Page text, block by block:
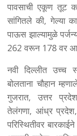
पावसाची एकूण तूट
सांगितले की, गेल्या
पाऊस झाल्यामुळे
262 वरून 178 वर
नवी दिल्लीत उच्च
बोलताना चौहान
गुजरात, उत्तर
तेलंगणा, आंध्र
परिस्थितीवर